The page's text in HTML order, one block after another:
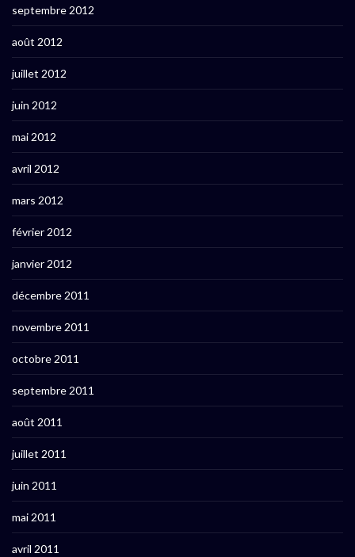
septembre 2012
août 2012
juillet 2012
juin 2012
mai 2012
avril 2012
mars 2012
février 2012
janvier 2012
décembre 2011
novembre 2011
octobre 2011
septembre 2011
août 2011
juillet 2011
juin 2011
mai 2011
avril 2011